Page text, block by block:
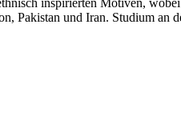
Pakistan und Iran. Studium